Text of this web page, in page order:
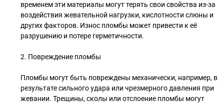
временем эти материалы могут терять свои свойства из-за
воздействия жевательной нагрузки, кислотности слюны и
других факторов. Износ пломбы может привести к её
разрушению и потере герметичности.
2. Повреждение пломбы
Пломбы могут быть повреждены механически, например, в
результате сильного удара или чрезмерного давления при
жевании. Трещины, сколы или отслоение пломбы могут